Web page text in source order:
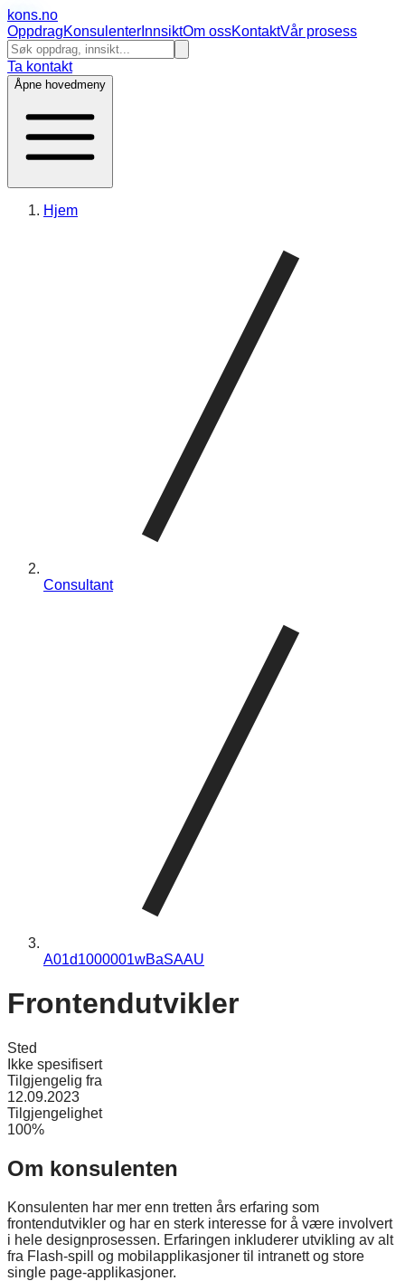
kons.no
OppdragKonsulenter InnsiktOm ossKontaktVår prosess
Ta kontakt
Åpne hovedmeny
Hjem
Consultant
A01d1000001wBaSAAU
Frontendutvikler
Sted
Ikke spesifisert
Tilgjengelig fra
12.09.2023
Tilgjengelighet
100%
Om konsulenten
Konsulenten har mer enn tretten års erfaring som
frontendutvikler og har en sterk interesse for å være involvert
i hele designprosessen. Erfaringen inkluderer utvikling av alt
fra Flash-spill og mobilapplikasjoner til intranett og store
single page-applikasjoner.